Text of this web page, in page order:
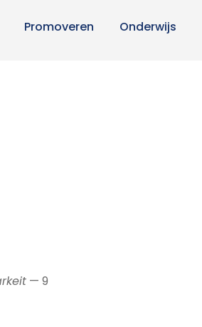
Promoveren Onderwijs
— 9